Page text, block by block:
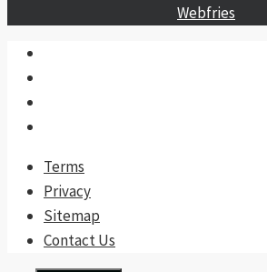
Webfries
Terms
Privacy
Sitemap
Contact Us